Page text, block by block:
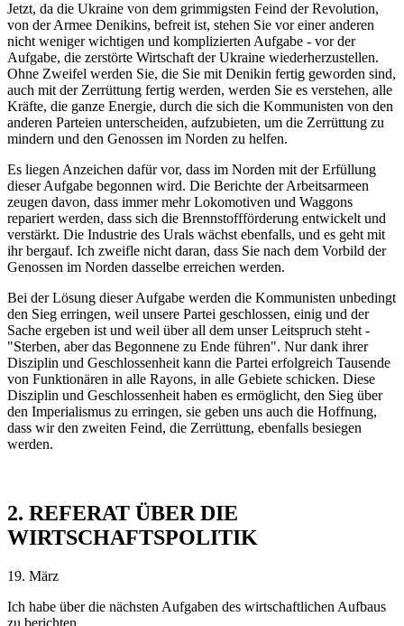
Jetzt, da die Ukraine von dem grimmigsten Feind der Revolution,
von der Armee Denikins, befreit ist, stehen Sie vor einer anderen
nicht weniger wichtigen und komplizierten Aufgabe - vor der
Aufgabe, die zerstörte Wirtschaft der Ukraine wiederherzustellen.
Ohne Zweifel werden Sie, die Sie mit Denikin fertig geworden sind,
auch mit der Zerrüttung fertig werden, werden Sie es verstehen, alle
Kräfte, die ganze Energie, durch die sich die Kommunisten von den
anderen Parteien unterscheiden, aufzubieten, um die Zerrüttung zu
mindern und den Genossen im Norden zu helfen.
Es liegen Anzeichen dafür vor, dass im Norden mit der Erfüllung
dieser Aufgabe begonnen wird. Die Berichte der Arbeitsarmeen
zeugen davon, dass immer mehr Lokomotiven und Waggons
repariert werden, dass sich die Brennstoffförderung entwickelt und
verstärkt. Die Industrie des Urals wächst ebenfalls, und es geht mit
ihr bergauf. Ich zweifle nicht daran, dass Sie nach dem Vorbild der
Genossen im Norden dasselbe erreichen werden.
Bei der Lösung dieser Aufgabe werden die Kommunisten unbedingt
den Sieg erringen, weil unsere Partei geschlossen, einig und der
Sache ergeben ist und weil über all dem unser Leitspruch steht -
"Sterben, aber das Begonnene zu Ende führen". Nur dank ihrer
Disziplin und Geschlossenheit kann die Partei erfolgreich Tausende
von Funktionären in alle Rayons, in alle Gebiete schicken. Diese
Disziplin und Geschlossenheit haben es ermöglicht, den Sieg über
den Imperialismus zu erringen, sie geben uns auch die Hoffnung,
dass wir den zweiten Feind, die Zerrüttung, ebenfalls besiegen
werden.
2. REFERAT ÜBER DIE
WIRTSCHAFTSPOLITIK
19. März
Ich habe über die nächsten Aufgaben des wirtschaftlichen Aufbaus
zu berichten.